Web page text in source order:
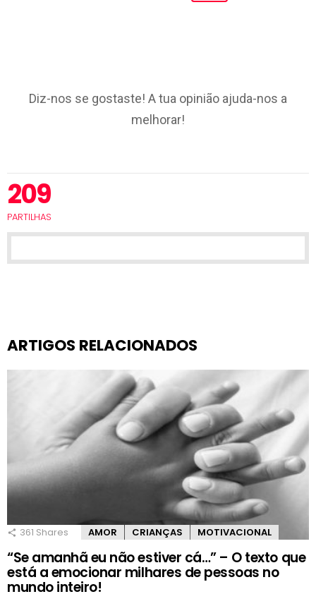
Diz-nos se gostaste! A tua opinião ajuda-nos a
melhorar!
209
PARTILHAS
ARTIGOS RELACIONADOS
361 Shares AMOR CRIANÇAS MOTIVACIONAL
“Se amanhã eu não estiver cá…” – O texto que
está a emocionar milhares de pessoas no
mundo inteiro!